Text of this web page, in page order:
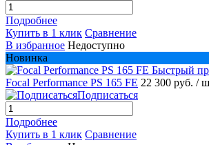
Подробнее
Купить в 1 клик Сравнение
В избранное Недоступно
Новинка
Быстрый
Focal Performance PS 165 FE 22 300 руб. /
Подписаться
Подробнее
Купить в 1 клик Сравнение